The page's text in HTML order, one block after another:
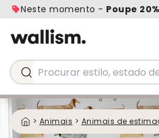
Neste momento - Poupe 20%
Procurar estilo, estado de
> Animais > Animais de